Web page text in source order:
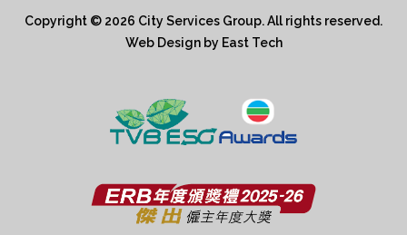
Copyright © 2026 City Services Group. All rights reserved.​
Web Designby East Tech